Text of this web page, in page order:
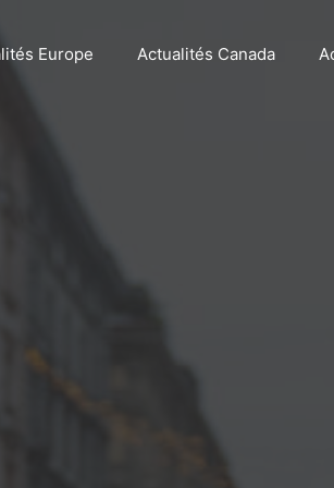
Europe Actualités Canada